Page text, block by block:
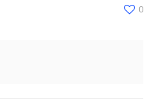
0